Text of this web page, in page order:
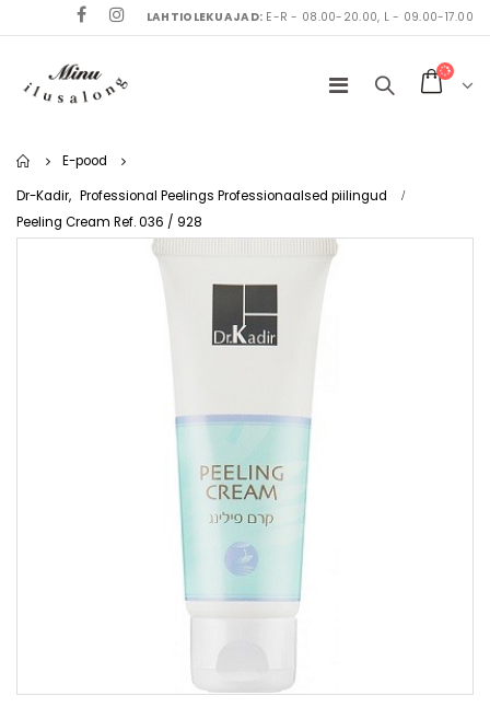
LAHTIOLEKUAJAD: E-R - 08.00-20.00, L - 09.00-17.00
Home
E-pood
Dr-Kadir, Professional Peelings Professionaalsed piilingud
Peeling Cream Ref. 036 / 928